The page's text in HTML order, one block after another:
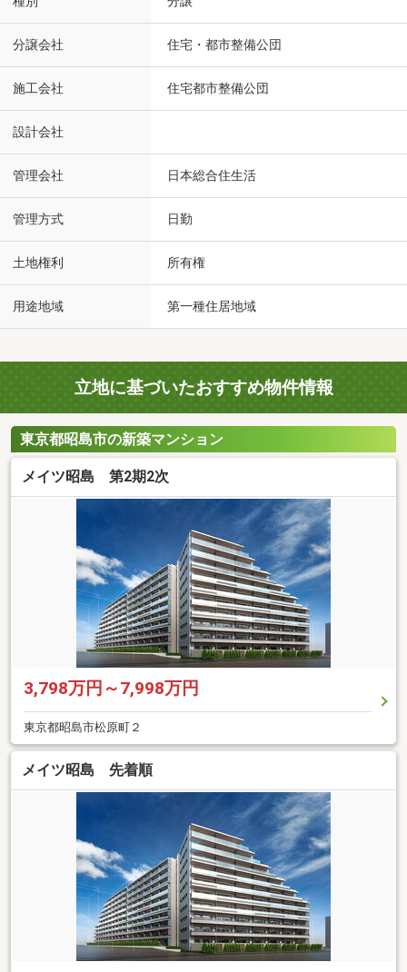
分譲会社 住宅・都市整備公団
施工会社 住宅都市整備公団
設計会社
管理会社 日本総合住生活
管理方式 日勤
土地権利 所有権
用途地域 第一種住居地域
立地に基づいたおすすめ物件情報
東京都昭島市の新築マンション
メイツ昭島 第2期2次
3,798万円～7,998万円
東京都昭島市松原町２
メイツ昭島 先着順